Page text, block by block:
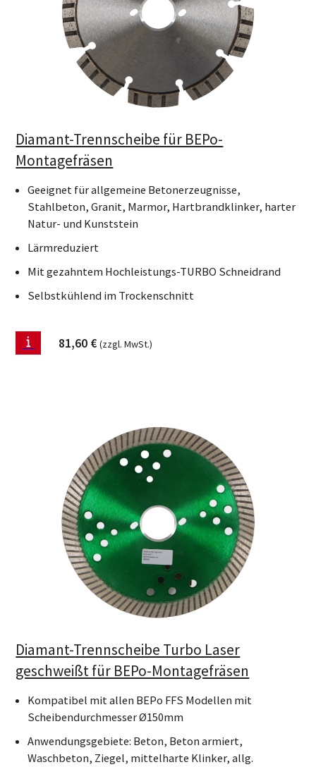
Diamant-Trennscheibe für BEPo-
Montagefräsen
Geeignet für allgemeine Betonerzeugnisse,
Stahlbeton, Granit, Marmor, Hartbrandklinker, harter
Natur- und Kunststein
Lärmreduziert
Mit gezahntem Hochleistungs-TURBO Schneidrand
Selbstkühlend im Trockenschnitt
81,60 € (zzgl. MwSt.)
Diamant-Trennscheibe Turbo Laser
geschweißt für BEPo-Montagefräsen
Kompatibel mit allen BEPo FFS Modellen mit
Scheibendurchmesser Ø150mm
Anwendungsgebiete: Beton, Beton armiert,
Waschbeton, Ziegel, mittelharte Klinker, allg.